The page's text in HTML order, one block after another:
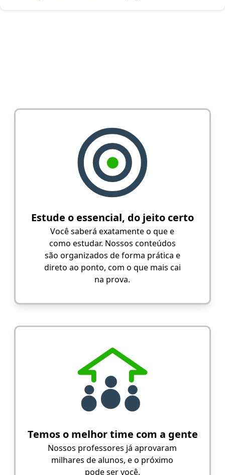
Estude o essencial, do jeito certo
Você saberá exatamente o que e
como estudar. Nossos conteúdos
são organizados de forma prática e
direto ao ponto, com o que mais cai
na prova.
Temos o melhor time com a gente
Nossos professores já aprovaram
milhares de alunos, e o próximo
pode ser você.